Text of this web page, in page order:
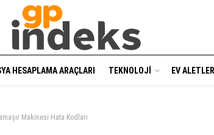
HESAPLAMA ARAÇLARI TEKNOLOJI EV
Makinesi Hata Kodları